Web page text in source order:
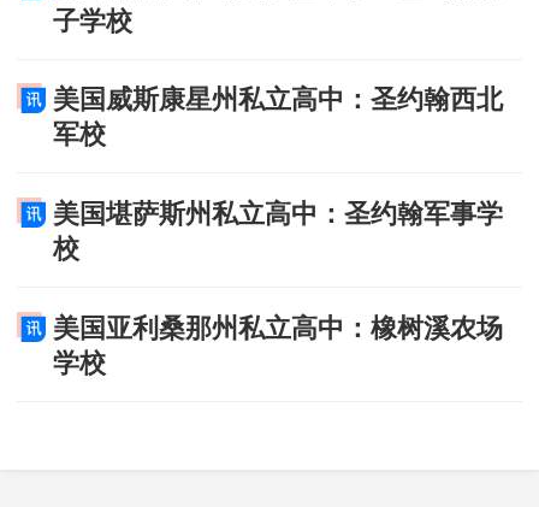
子学校
美国威斯康星州私立高中：圣约翰西北
军校
美国堪萨斯州私立高中：圣约翰军事学
校
美国亚利桑那州私立高中：橡树溪农场
学校